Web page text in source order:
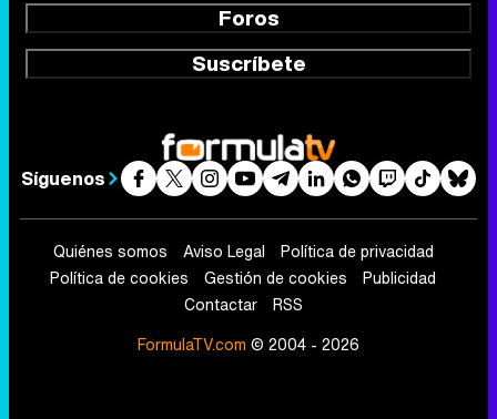
Foros
Suscríbete
Síguenos
Quiénes somos Aviso Legal
Política de privacidad
Política de cookies
Gestión de cookies
Publicidad
Contactar
RSS
FormulaTV.com © 2004 - 2026